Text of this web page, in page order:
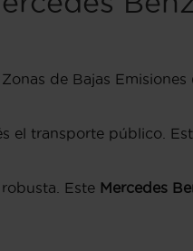
de Bajas
el transporte público.
Este Mercedes